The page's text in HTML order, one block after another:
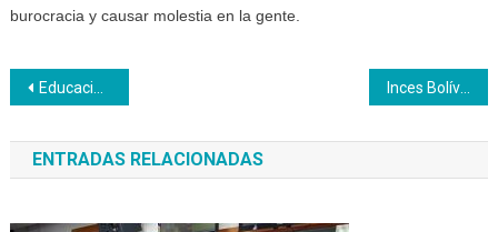
burocracia y causar molestia en la gente.
Navegación
de
entradas
Educación Técnica venezolana muestra logros y retos para el año escolar 2018 – 2019 Inces Bolívar incrementa la matrícula de Bachiller Productivo con 700 estudiantes
ENTRADAS RELACIONADAS